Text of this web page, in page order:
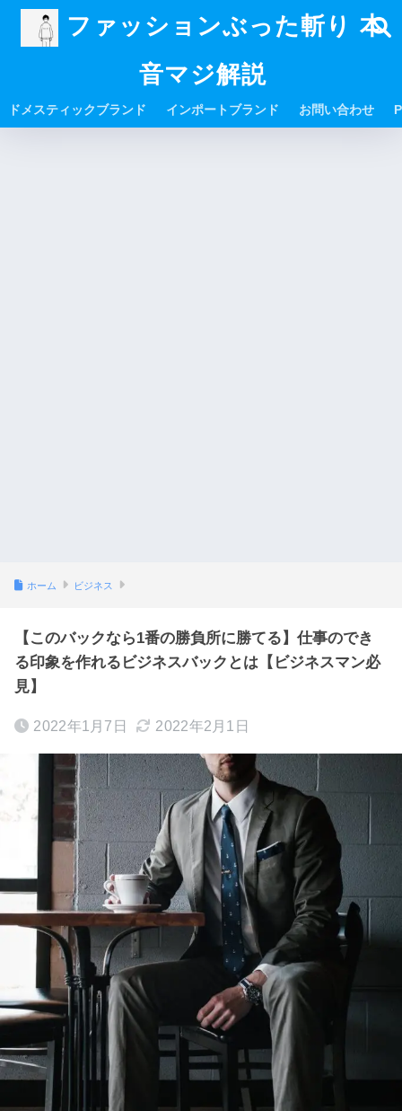
ファッションぶった斬り 本
音マジ解説
ドメスティックブランド インポートブランド お問い合わせ
ホーム ビジネス
【このバックなら1番の勝負所に勝てる】仕事のでき
る印象を作れるビジネスバックとは【ビジネスマン必
見】
2022年1月7日 2022年2月1日